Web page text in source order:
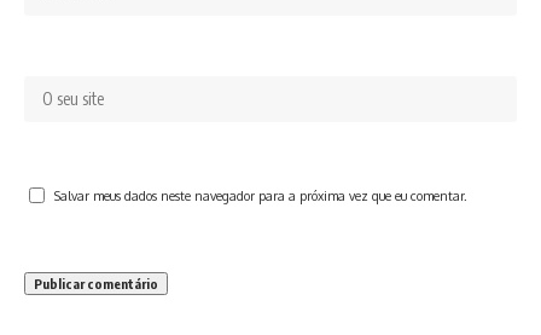
Salvar meus dados neste navegador para a próxima vez que eu comentar.